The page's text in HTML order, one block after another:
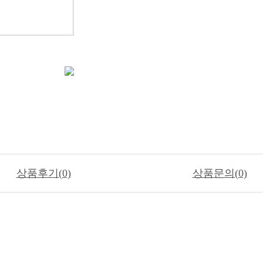
상품후기(0) 상품문의(0)